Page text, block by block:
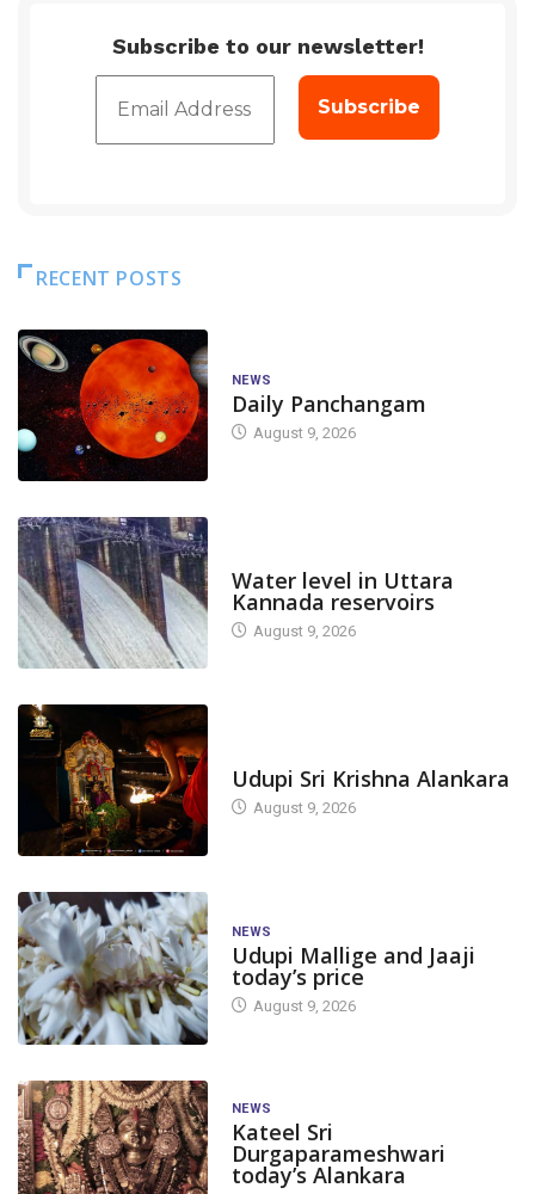
Subscribe to our newsletter!
RECENT POSTS
NEWS
Daily Panchangam
August 9, 2026
Water level in Uttara
Kannada reservoirs
August 9, 2026
Udupi Sri Krishna Alankara
August 9, 2026
NEWS
Udupi Mallige and Jaaji
today’s price
August 9, 2026
NEWS
Kateel Sri
Durgaparameshwari
today’s Alankara